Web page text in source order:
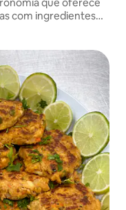
com ingredientes